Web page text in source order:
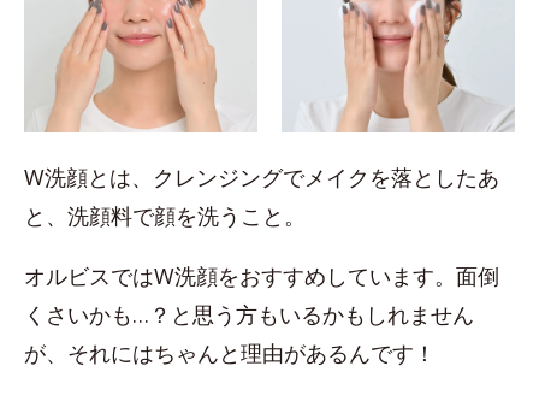
W洗顔とは、クレンジングでメイクを落としたあ
と、洗顔料で顔を洗うこと。
オルビスではW洗顔をおすすめしています。面倒
くさいかも…？と思う方もいるかもしれません
が、それにはちゃんと理由があるんです！